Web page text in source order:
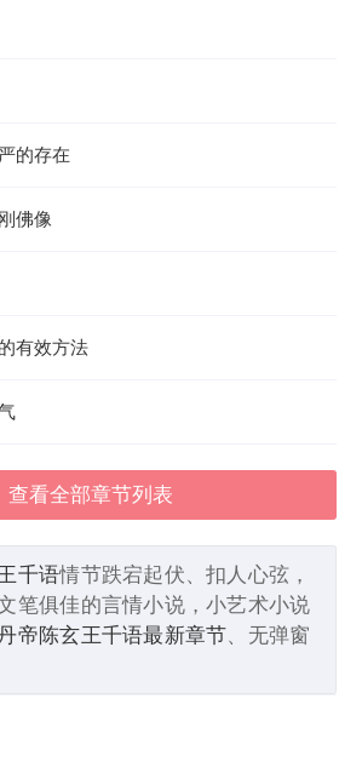
的存在
佛像
有效方法
查看全部章节列表
千语情节跌宕起伏、扣人心弦，
笔俱佳的言情小说，小艺术小说
帝陈玄王千语最新章节 、无弹窗